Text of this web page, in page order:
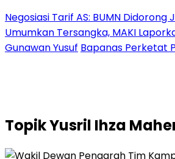
Negosiasi Tarif AS: BUMN
Umumkan Tersangka, MAKI
Gunawan Yusuf Bapanas Perketat
TopikYusril Ihza